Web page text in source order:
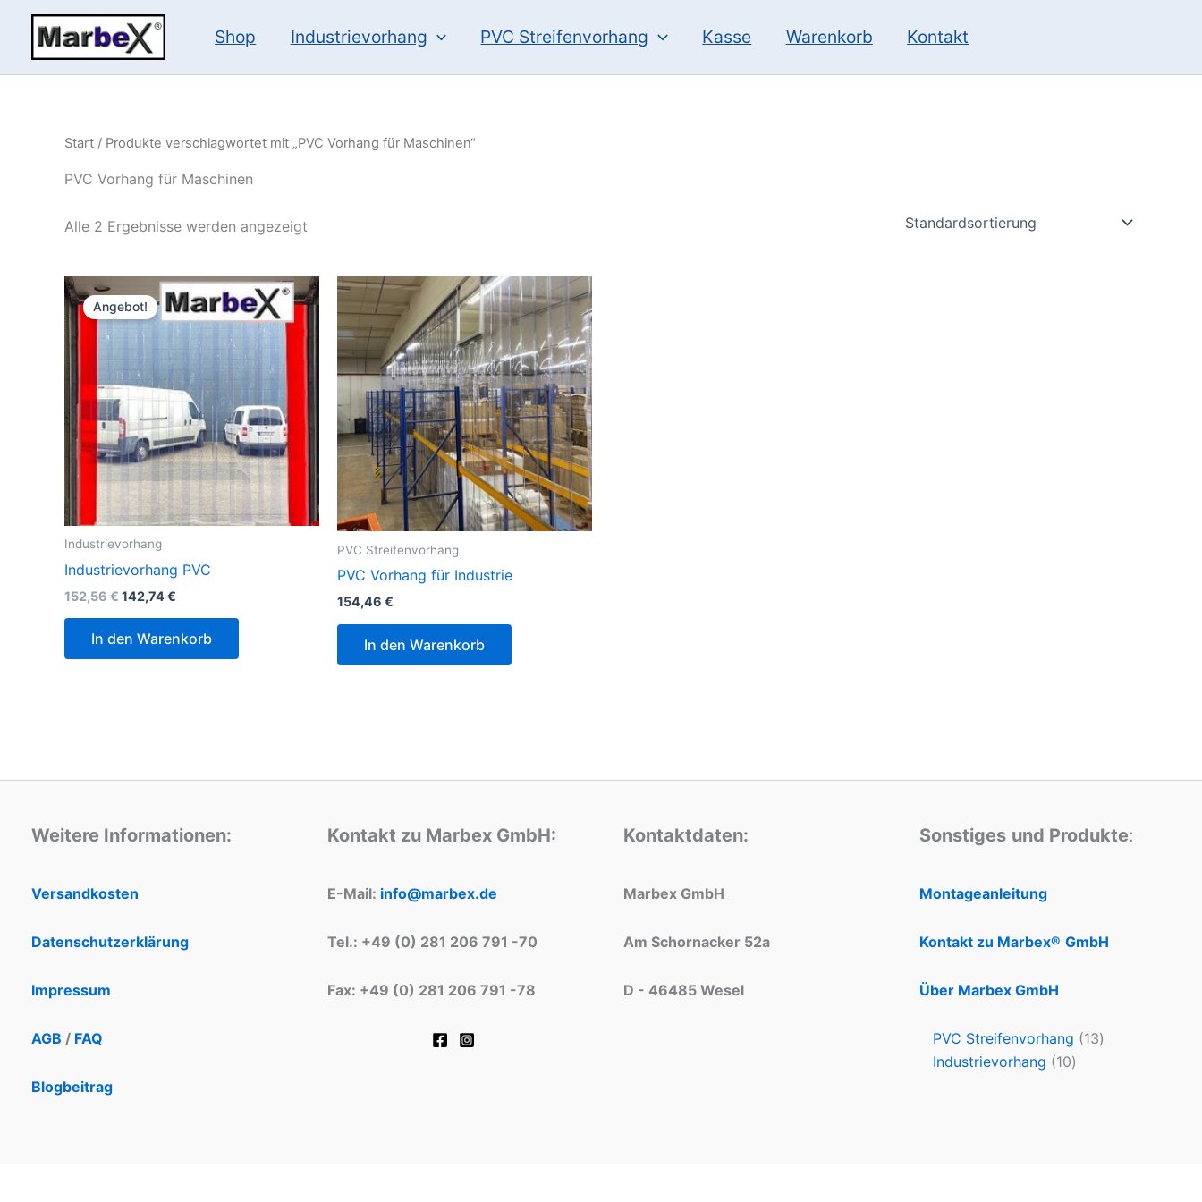
springen
Shop Industrievorhang PVC Streifenvorhang Kasse Warenkorb Kontakt
Start / Produkte verschlagwortet mit „PVC Vorhang für Maschinen“
PVC Vorhang für Maschinen
Alle 2 Ergebnisse werden angezeigt
Angebot!
Industrievorhang
Industrievorhang PVC
152,56€
Ursprünglicher
Preis
war:
152,56 €
142,74€
Aktueller
Preis
ist:
142,74 €.
In den Warenkorb
PVC Streifenvorhang
PVC Vorhang für Industrie
154,46 €
In den Warenkorb
Weitere Informationen:
Versandkosten
Datenschutzerklärung
Impressum
AGB / FAQ
Blogbeitrag
Kontakt zu Marbex GmbH:
E-Mail: info@marbex.de
Tel.: +49 (0) 281 206 791 -70
Fax: +49 (0) 281 206 791 -78
Kontaktdaten:
Marbex GmbH
Am Schornacker 52a
D - 46485 Wesel
Sonstiges und Produkte:
Montageanleitung
Kontakt zu Marbex® GmbH
Über Marbex GmbH
PVC Streifenvorhang 13
Industrievorhang 10